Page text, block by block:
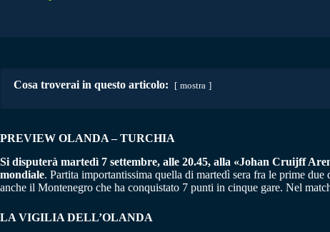
Cosa troverai in questo articolo: mostra
PREVIEW OLANDA – TURCHIA
Si disputerà martedì 7 settembre, alle 20.45, alla «Johan Cruijff
mondiale. Partita importantissima quella di martedì sera fra le prime
anche il Montenegro che ha conquistato 7 punti in cinque gare. Nel
LA VIGILIA DELL’OLANDA